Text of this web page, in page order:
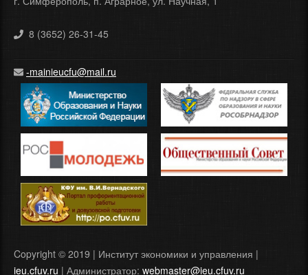
8 (3652) 26-31-45
-mainieucfu@mail.ru
Copyright © 2019 | Институт экономики и управления |
ieu.cfuv.ru | Администратор: webmaster@ieu.cfuv.ru